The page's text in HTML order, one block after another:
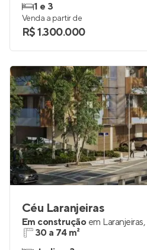
1 e 3
Venda a partir de
R$ 1.300.000
Céu Laranjeiras
Em construção em Laranjeiras,
30 a 74 m²